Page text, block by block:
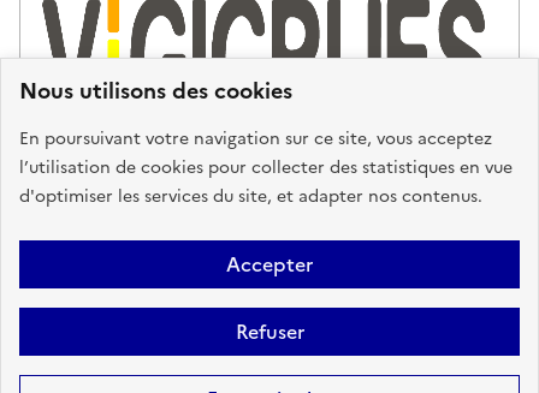
Nous utilisons des cookies
En poursuivant votre navigation sur ce site, vous acceptez
l’utilisation de cookies pour collecter des statistiques en vue
d'optimiser les services du site, et adapter nos contenus.
Accepter
Refuser
Plan du site Accessibilité : partiellement conforme
Mentions
Légales
Données personnelles Gestion des cookies
FAQ
Sauf mention contraire, tous les contenus de ce site sont sous